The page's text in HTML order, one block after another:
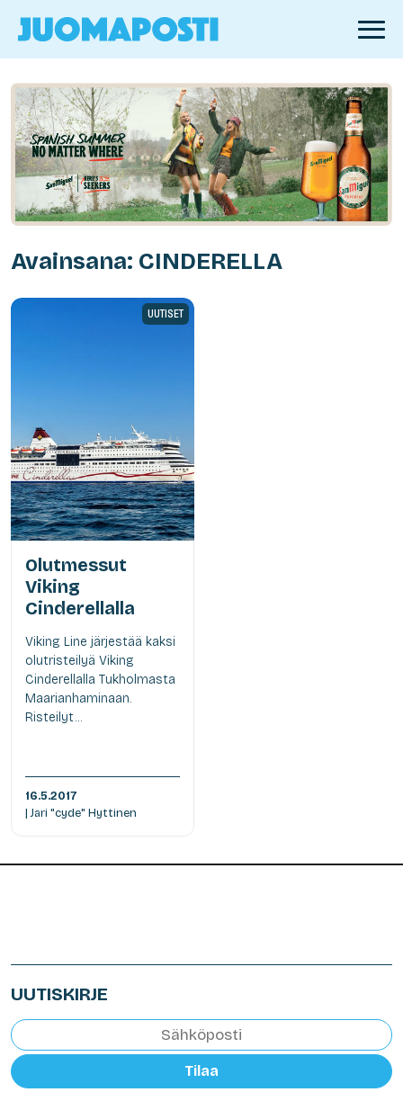
Avainsana: CINDERELLA
UUTISET
Olutmessut
Viking
Cinderellalla
Viking Line järjestää kaksi
olutristeilyä Viking
Cinderellalla Tukholmasta
Maarianhaminaan.
Risteilyt...
16.5.2017
| Jari "cyde" Hyttinen
UUTISKIRJE
Tilaa